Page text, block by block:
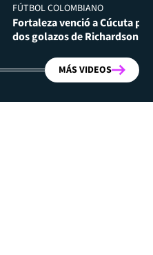
FÚTBOL COLOMBIANO
Fortaleza venció a Cúcuta por
dos golazos de Richardson
MÁS VIDEOS